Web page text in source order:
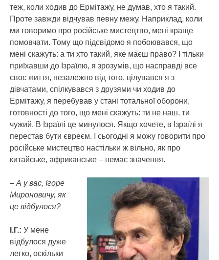
теж, коли ходив до Ермітажу, не думав, хто я такий.
Проте завжди відчував певну межу. Наприклад, коли
ми говоримо про російське мистецтво, мені краще
помовчати. Тому що підсвідомо я побоювався, що
мені скажуть: а ти хто такий, яке маєш право? І тільки
приїхавши до Ізраїлю, я зрозумів, що насправді все
своє життя, незалежно від того, цілувався я з
дівчатами, спілкувався з друзями чи ходив до
Ермітажу, я перебував у стані тотальної оборони,
готовності до того, що мені скажуть: ти не наш, ти
чужий. В Ізраїлі це минулося. Якщо хочете, в Ізраїлі я
перестав бути євреєм. І сьогодні я можу говорити про
російське мистецтво настільки ж вільно, як про
китайське, африканське – немає значення.
– А у вас, Ігоре
Мироновичу, як
це відбулося?
І.Г.: У мене
відбулося дуже
легко, оскільки